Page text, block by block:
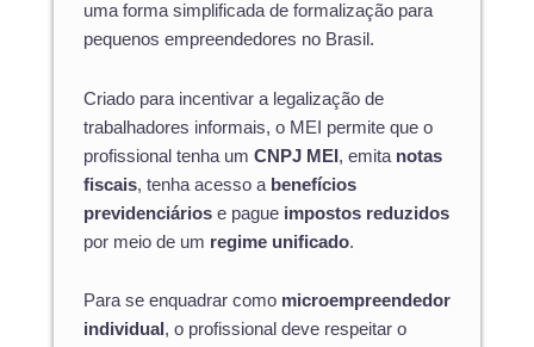
uma forma simplificada de formalização para
pequenos empreendedores no Brasil.
Criado para incentivar a legalização de
trabalhadores informais, o MEI permite que o
profissional tenha um CNPJ MEI , emita notas
fiscais, tenha acesso a benefícios
previdenciários e pague impostos reduzidos
por meio de um regime unificado.
Para se enquadrar como microempreendedor
individual , o profissional deve respeitar o